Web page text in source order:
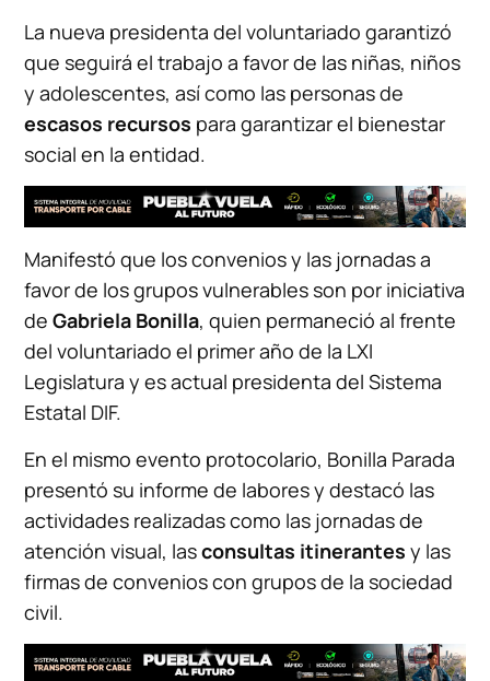
La nueva presidenta del voluntariado garantizó
que seguirá el trabajo a favor de las niñas, niños
y adolescentes, así como las personas de
escasos recursos para garantizar el bienestar
social en la entidad.
Manifestó que los convenios y las jornadas a
favor de los grupos vulnerables son por iniciativa
de Gabriela Bonilla, quien permaneció al frente
del voluntariado el primer año de la LXI
Legislatura y es actual presidenta del Sistema
Estatal DIF.
En el mismo evento protocolario, Bonilla Parada
presentó su informe de labores y destacó las
actividades realizadas como las jornadas de
atención visual, lasconsultas itinerantes y las
firmas de convenios con grupos de la sociedad
civil.